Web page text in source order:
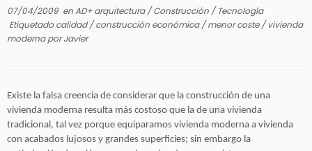
07/04/2009enAD+ arquitectura/Construcción /Tecnología
Etiquetado calidad/construcción económica/menor coste/vivienda
modernaporJavier
Existe la falsa creencia de considerar que la construcción de una
vivienda moderna resulta más costoso que la de una vivienda
tradicional, tal vez porque equiparamos vivienda moderna a vivienda
con acabados lujosos y grandes superficies; sin embargo la